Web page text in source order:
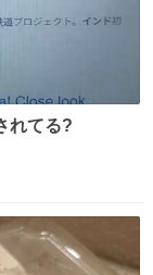
れてる?